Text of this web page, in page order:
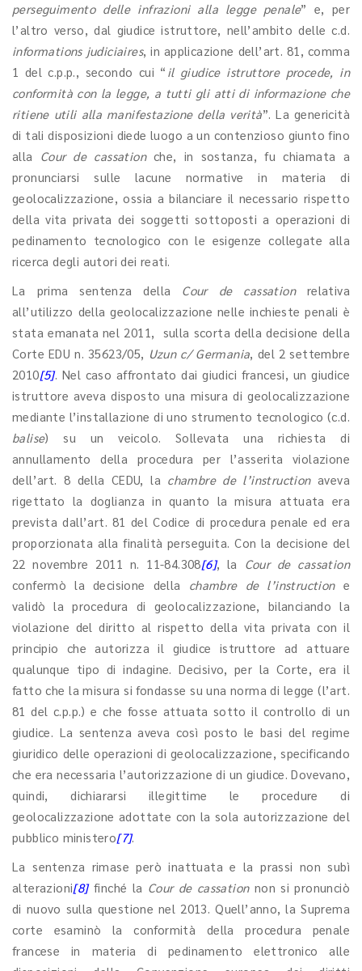
perseguimento delle infrazioni alla legge penale” e, per
l’altro verso, dal giudice istruttore, nell’ambito delle c.d.
informations judiciaires, in applicazione dell’art. 81, comma
1 del c.p.p., secondo cui “ il giudice istruttore procede, in
conformità con la legge, a tutti gli atti di informazione che
ritiene utili alla manifestazione della verità”. La genericità
di tali disposizioni diede luogo a un contenzioso giunto fino
alla Cour de cassationche, in sostanza, fu chiamata a
pronunciarsi sulle lacune normative in materia di
geolocalizzazione, ossia a bilanciare il necessario rispetto
della vita privata dei soggetti sottoposti a operazioni di
pedinamento tecnologico con le esigenze collegate alla
ricerca degli autori dei reati.
La prima sentenza della Cour de cassationrelativa
all’utilizzo della geolocalizzazione nelle inchieste penali è
stata emanata nel 2011, sulla scorta della decisione della
Corte EDU n. 35623/05, Uzun c/ Germania, del 2 settembre
2010[5]. Nel caso affrontato dai giudici francesi, un giudice
istruttore aveva disposto una misura di geolocalizzazione
mediante l’installazione di uno strumento tecnologico (c.d.
balise) su un veicolo. Sollevata una richiesta di
annullamento della procedura per l’asserita violazione
dell’art. 8 della CEDU, la chambre de l’instructionaveva
rigettato la doglianza in quanto la misura attuata era
prevista dall’art. 81 del Codice di procedura penale ed era
proporzionata alla finalità perseguita. Con la decisione del
22 novembre 2011 n. 11-84.308[6], la Cour de cassation
confermò la decisione della chambre de l’instructione
validò la procedura di geolocalizzazione, bilanciando la
violazione del diritto al rispetto della vita privata con il
principio che autorizza il giudice istruttore ad attuare
qualunque tipo di indagine. Decisivo, per la Corte, era il
fatto che la misura si fondasse su una norma di legge (l’art.
81 del c.p.p.) e che fosse attuata sotto il controllo di un
giudice. La sentenza aveva così posto le basi del regime
giuridico delle operazioni di geolocalizzazione, specificando
che era necessaria l’autorizzazione di un giudice. Dovevano,
quindi, dichiararsi illegittime le procedure di
geolocalizzazione adottate con la sola autorizzazione del
pubblico ministero[7].
La sentenza rimase però inattuata e la prassi non subì
alterazioni[8]finché la Cour de cassationnon si pronunciò
di nuovo sulla questione nel 2013. Quell’anno, la Suprema
corte esaminò la conformità della procedura penale
francese in materia di pedinamento elettronico alle